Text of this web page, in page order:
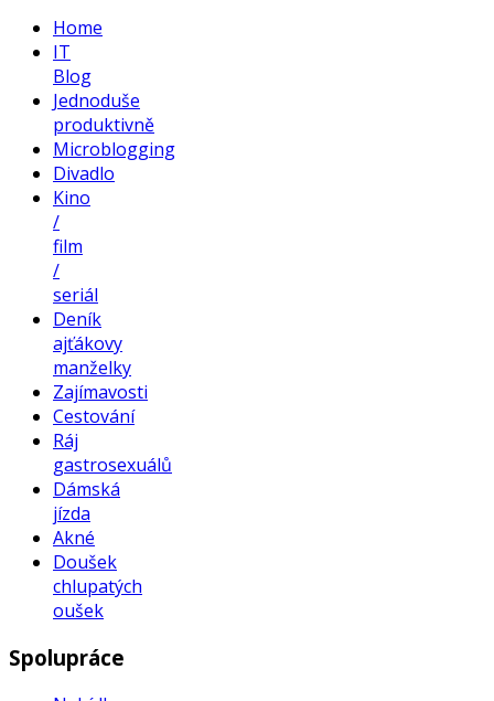
Home
IT
Blog
Jednoduše
produktivně
Microblogging
Divadlo
Kino
/
film
/
seriál
Deník
ajťákovy
manželky
Zajímavosti
Cestování
Ráj
gastrosexuálů
Dámská
jízda
Akné
Doušek
chlupatých
oušek
Spolupráce